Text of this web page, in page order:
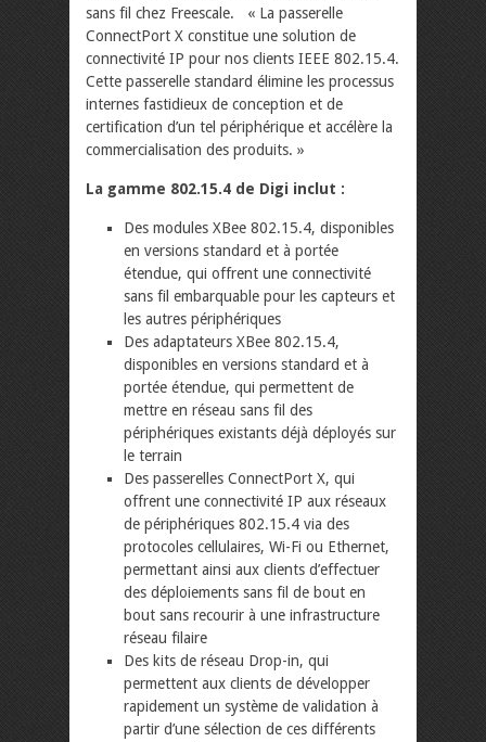
sans fil chez Freescale. « La passerelle
ConnectPort X constitue une solution de
connectivité IP pour nos clients IEEE 802.15.4.
Cette passerelle standard élimine les processus
internes fastidieux de conception et de
certification d’un tel périphérique et accélère la
commercialisation des produits. »
La gamme 802.15.4 de Digi inclut :
Des modules XBee 802.15.4, disponibles
en versions standard et à portée
étendue, qui offrent une connectivité
sans fil embarquable pour les capteurs et
les autres périphériques
Des adaptateurs XBee 802.15.4,
disponibles en versions standard et à
portée étendue, qui permettent de
mettre en réseau sans fil des
périphériques existants déjà déployés sur
le terrain
Des passerelles ConnectPort X, qui
offrent une connectivité IP aux réseaux
de périphériques 802.15.4 via des
protocoles cellulaires, Wi-Fi ou Ethernet,
permettant ainsi aux clients d’effectuer
des déploiements sans fil de bout en
bout sans recourir à une infrastructure
réseau filaire
Des kits de réseau Drop-in, qui
permettent aux clients de développer
rapidement un système de validation à
partir d’une sélection de ces différents